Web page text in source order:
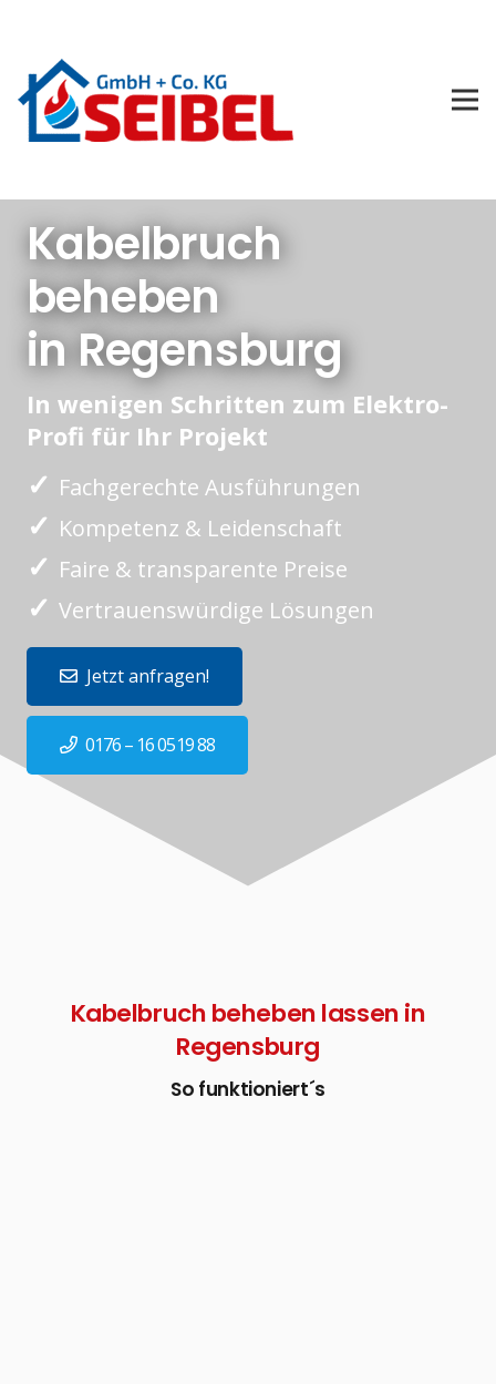
Kabelbruch
beheben
in Regensburg
In wenigen Schritten zum Elektro-
Profi für Ihr Projekt
✓ Fachgerechte Ausführungen
✓ Kompetenz & Leidenschaft
✓ Faire & transparente Preise
✓ Vertrauenswürdige Lösungen
Jetzt anfragen!
0176 – 16 0519 88
Kabelbruch beheben lassen in
Regensburg
So funktioniert´s